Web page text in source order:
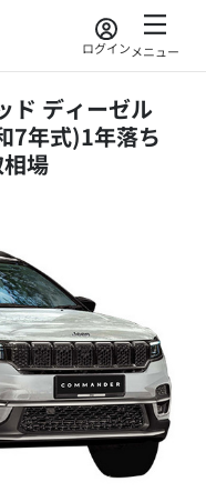
ログインメニュー
ド ディーゼル
7年式)1年落ち
場